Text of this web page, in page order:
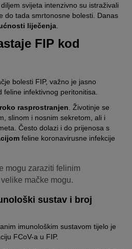
svijeta intenzivno su istraživali
do tada smrtonosne bolesti. Danas
liječenja
FIP kod
bolesti FIP, važno je jasno
infektivnog peritonitisa.
rasprostranjen . Životinje se
slinom i nosnim sekretom, ali i
Često dolazi i do prijenosa s
feline koronavirusne infekcije
mogu zaraziti felinim
mačke mogu.
sustav i broj
imunološkim sustavom tijelo je
FCoV-a u FIP.